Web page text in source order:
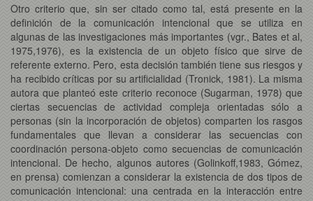
Otro criterio que, sin ser citado como tal, está presente en la
definición de la comunicación intencional que se utiliza en
algunas de las investigaciones más importantes (vgr., Bates et al,
1975,1976), es la existencia de un objeto físico que sirve de
referente externo. Pero, esta decisión también tiene sus riesgos y
ha recibido críticas por su artificialidad (Tronick, 1981). La misma
autora que planteó este criterio reconoce (Sugarman, 1978) que
ciertas secuencias de actividad compleja orientadas sólo a
personas (sin la incorporación de objetos) comparten los rasgos
fundamentales que llevan a considerar las secuencias con
coordinación persona-objeto como secuencias de comunicación
intencional. De hecho, algunos autores (Golinkoff,1983, Gómez,
en prensa) comienzan a considerar la existencia de dos tipos de
comunicación intencional: una centrada en la interacción entre